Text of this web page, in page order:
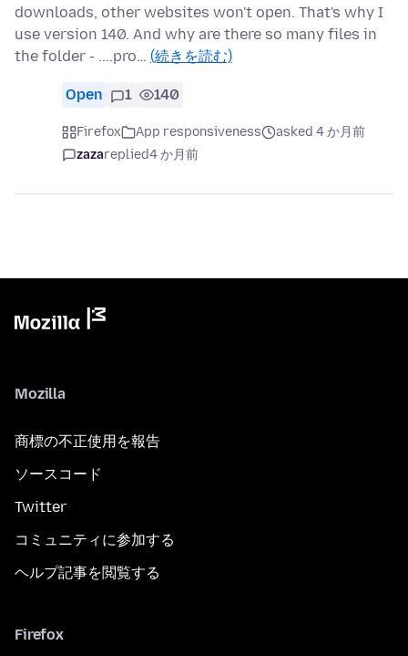
downloads, other websites won't open. That's why I
use version 140. And why are there so many files in
the folder - ....pro… (続きを読む)
Open 1 140
Firefox App responsiveness
asked 4 か月前
zazareplied4 か月前
Mozilla
商標の不正使用を報告
ソースコード
Twitter
コミュニティに参加する
ヘルプ記事を閲覧する
Firefox